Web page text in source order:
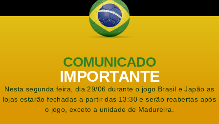
COMUNICADO
IMPORTANTE
Nesta segunda feira, dia 29/06 durante o jogo Brasil e Japão as
lojas estarão fechadas a partir das 13:30 e serão reabertas após
o jogo, exceto a unidade de Madureira.